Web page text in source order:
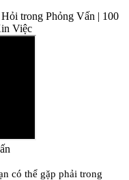
trong Phỏng Vấn | 100
Việc
có thể gặp phải trong